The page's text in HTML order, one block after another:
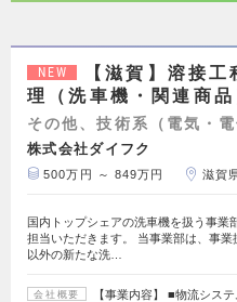
NEW
【滋賀】溶接
理（洗車機・関連商品
その他、技術系（電気・電
株式会社ダイフク
500万円 ～ 849万円 滋賀
国内トップシェアの洗車機を扱う事業
担当いただきます。 当事業部は、事業
以外の新たな洗…
会社概要
【事業内容】 ■物流シス